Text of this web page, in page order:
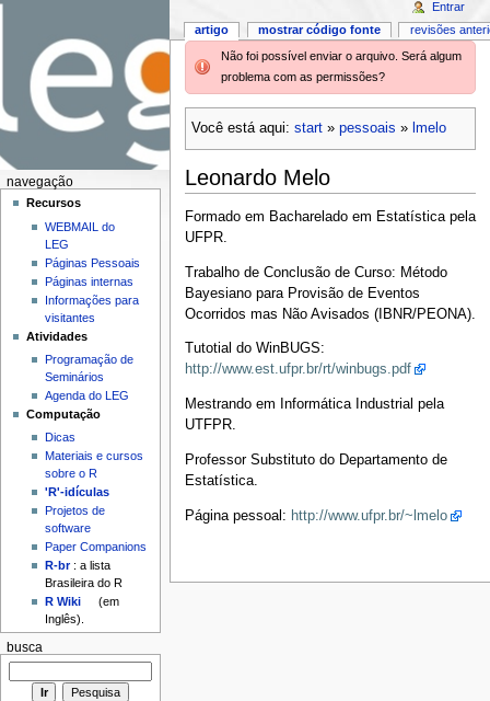
Não foi possível enviar o arquivo. Será algum
problema com as permissões?
Você está aqui: start» pessoais » lmelo
Leonardo Melo
Formado em Bacharelado em Estatística pela
UFPR.
Trabalho de Conclusão de Curso: Método
Bayesiano para Provisão de Eventos
Ocorridos mas Não Avisados (IBNR/PEONA).
Tutotial do WinBUGS:
http://www.est.ufpr.br/rt/winbugs.pdf
Mestrando em Informática Industrial pela
UTFPR.
Professor Substituto do Departamento de
Estatística.
Página pessoal: http://www.ufpr.br/~lmelo
artigo mostrar código fonte revisões
Entrar
navegação
Recursos
WEBMAIL do
LEG
Páginas Pessoais
Páginas internas
Informações para
visitantes
Atividades
Programação de
Seminários
Agenda do LEG
Computação
Dicas
Materiais e cursos
sobre o R
'R'-idículas
Projetos de
software
Paper Companions
R-br: a lista
Brasileira do R
R Wiki
(em
Inglês).
busca